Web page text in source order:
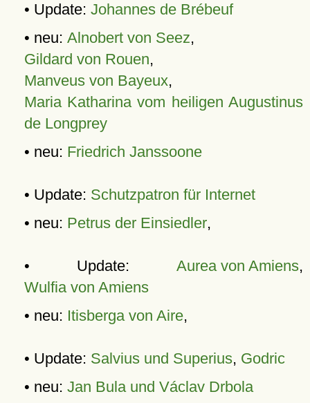
• Update: Johannes de Brébeuf
• neu: Alnobert von Seez,
Gildard von Rouen,
Manveus von Bayeux,
Maria Katharina vom heiligen Augustinus
de Longprey
• neu: Friedrich Janssoone
• Update: Schutzpatron für Internet
• neu: Petrus der Einsiedler,
• Update: Aurea von Amiens,
Wulfia von Amiens
• neu: Itisberga von Aire,
• Update: Salvius und Superius, Godric
• neu: Jan Bula und Václav Drbola